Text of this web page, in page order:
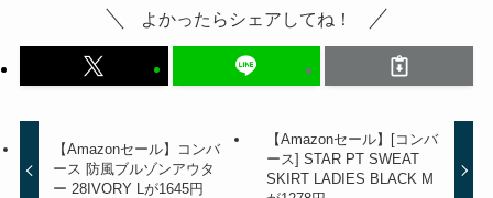
よかったらシェアしてね！
【Amazonセール】コンバ
ース 防風ブルゾンアウタ
ー 28IVORY Lが1645円
【Amazonセール】[コンバ
ース] STAR PT SWEAT
SKIRT LADIES BLACK M